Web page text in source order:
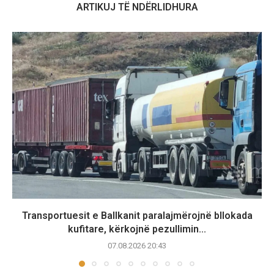
ARTIKUJ TË NDËRLIDHURA
Transportuesit e Ballkanit paralajmërojnë bllokada
kufitare, kërkojnë pezullimin...
07.08.2026 20:43